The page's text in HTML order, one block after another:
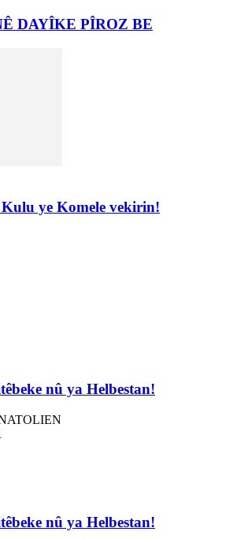
DAYÎKE PÎROZ BE
ye Komele vekirin!
nû ya Helbestan!
nû ya Helbestan!